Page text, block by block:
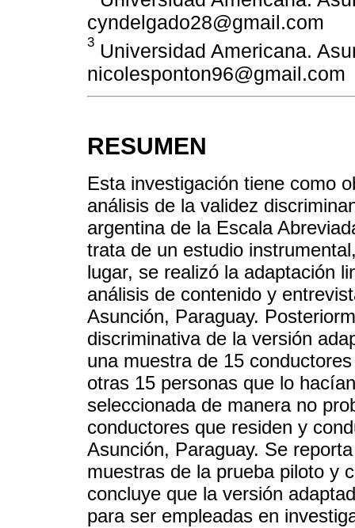
cyndelgado28@gmail.com
3 Universidad Americana.
nicolesponton96@gmail.com
RESUMEN
Esta investigación tiene como
análisis de la validez
argentina de la Escala
trata de un estudio
lugar, se realizó la adaptación
análisis de contenido y
Asunción, Paraguay.
discriminativa de la versión
una muestra de 15
otras 15 personas que lo
seleccionada de manera no
conductores que residen y
Asunción, Paraguay. Se
muestras de la prueba piloto y
concluye que la versión
para ser empleadas en